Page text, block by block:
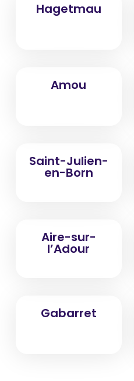
Hagetmau
Amou
Saint-Julien-
en-Born
Aire-sur-
l’Adour
Gabarret